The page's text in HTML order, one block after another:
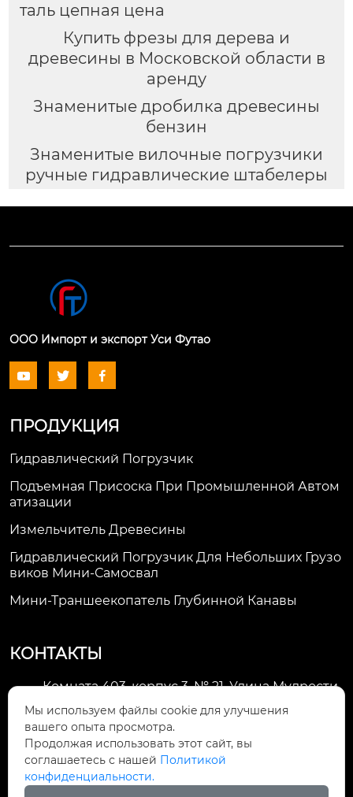
таль цепная цена
Купить фрезы для дерева и
древесины в Московской области в
аренду
Знаменитые дробилка древесины
бензин
Знаменитые вилочные погрузчики
ручные гидравлические штабелеры
ООО Импорт и экспорт Уси Футао
  
ПРОДУКЦИЯ
Гидравлический Погрузчик
Подъемная Присоска При Промышленной Автом
Атизации
Измельчитель Древесины
Гидравлический Погрузчик Для Небольших Грузо
Виков Мини-Самосвал
Мини-Траншеекопатель Глубинной Канавы
КОНТАКТЫ
Комната 403, корпус 3, № 21, Улица Мудрости,
Зона экономического развития Хуэйшань,
город Уси
li@futaogroup.com

Мы используем файлы cookie для улучшения
вашего опыта просмотра.
Продолжая использовать этот сайт, вы
соглашаетесь с нашей Политикой
конфиденциальности.